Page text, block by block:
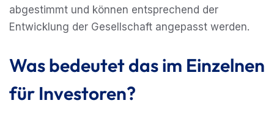
abgestimmt und können entsprechend der
Entwicklung der Gesellschaft angepasst werden.
Was bedeutet das im Einzelnen
für Investoren?